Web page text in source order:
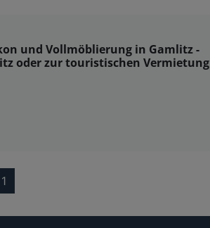
und Vollmöblierung in Gamlitz -
oder zur touristischen Vermietung
1